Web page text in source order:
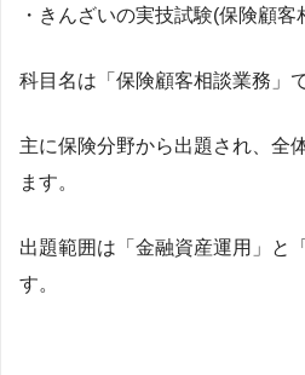
・きんざいの実技試験(保険顧客
科目名は「保険顧客相談業務」で
主に保険分野から出題され、全
ます。
出題範囲は「金融資産運用」と
す。